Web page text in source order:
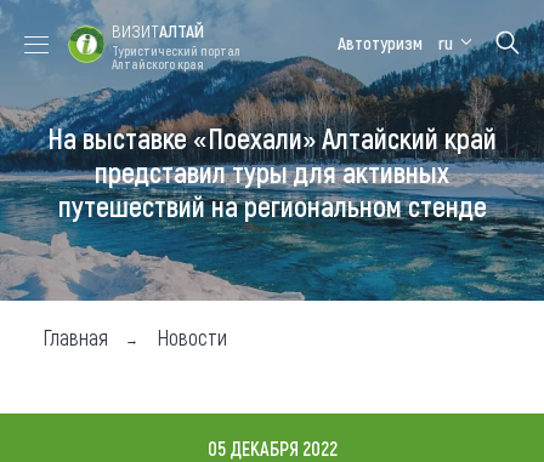
Форум VISIT
ALTAI
Цветение
маральника
Медицинский
форум
Алтайская
зимовка
Туры
Где побывать
Чем заняться
ВИЗИТАЛТАЙ
Туристический портал
Алтайского края
Автотуризм ru
На выставке «Поехали» Алтайский край
представил туры для активных
путешествий на региональном стенде
Главная Новости
05 ДЕКАБРЯ 2022